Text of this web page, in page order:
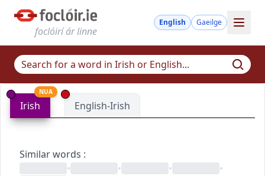
foclóirí ár linne
English Gaeilge
Irish
NUA
English-Irish
Similar words :
•
• • •